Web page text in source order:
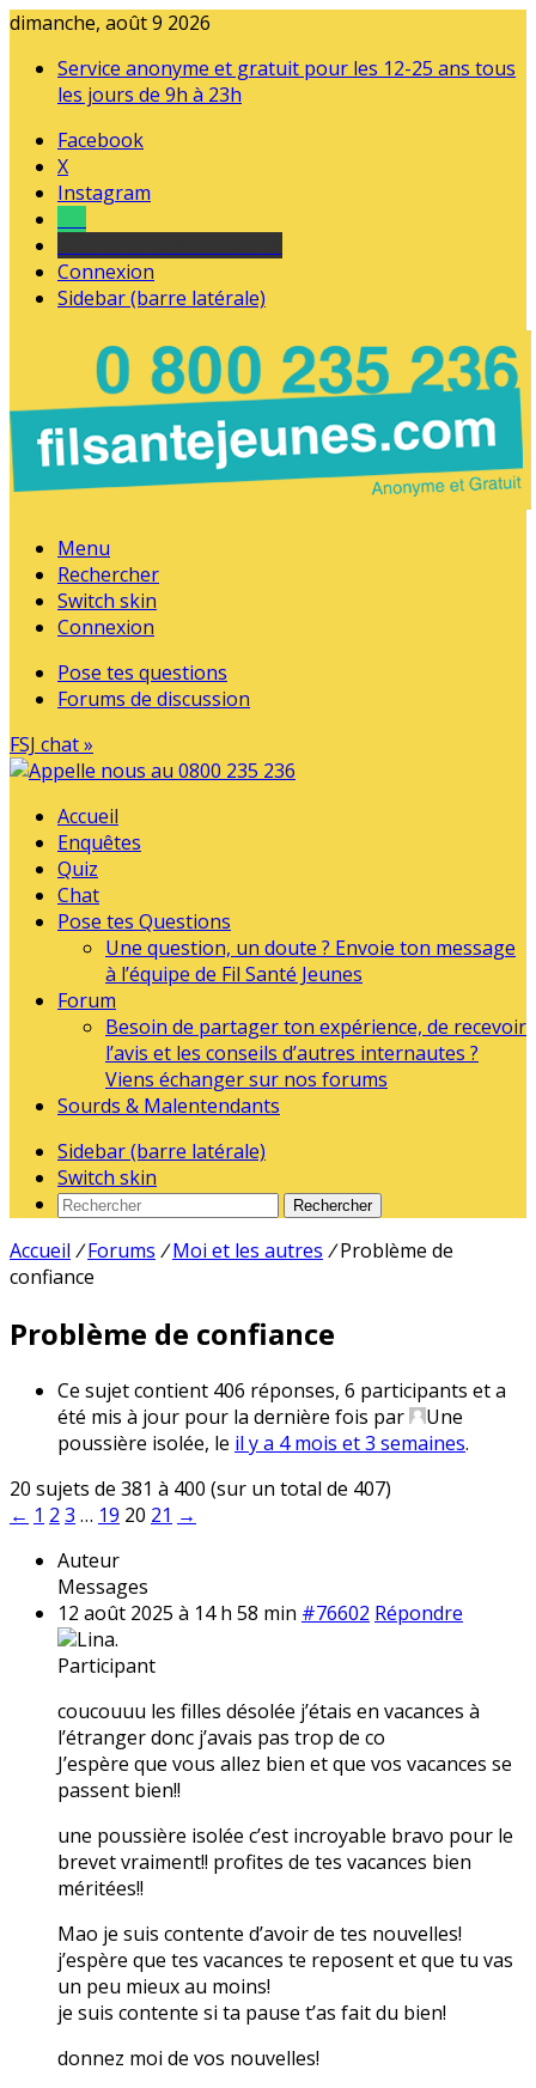
dimanche, août 9 2026
Service anonyme et gratuit pour les 12-25 ans tous
les jours de 9h à 23h
Facebook
X
Instagram
Connexion
Sidebar (barre latérale)
Menu
Rechercher
Switch skin
Connexion
Pose tes questions
Forums de discussion
FSJ chat »
Accueil
Enquêtes
Quiz
Chat
Pose tes Questions
Une question, un doute ? Envoie ton message
à l’équipe de Fil Santé Jeunes
Forum
Besoin de partager ton expérience, de recevoir
l’avis et les conseils d’autres internautes ?
Viens échanger sur nos forums
Sourds & Malentendants
Sidebar (barre latérale)
Switch skin
Rechercher
Accueil / Forums / Moi et les autres / Problème de
confiance
Problème de confiance
Ce sujet contient 406 réponses, 6 participants et a
été mis à jour pour la dernière fois par
Une
poussière isolée, le il y a 4 mois et 3 semaines.
20 sujets de 381 à 400 (sur un total de 407)
← 1 2 3 … 19 20 21 →
Auteur
Messages
12 août 2025 à 14 h 58 min #76602 Répondre
Lina.
Participant
coucouuu les filles désolée j’étais en vacances à
l’étranger donc j’avais pas trop de co
J’espère que vous allez bien et que vos vacances se
passent bien!!
une poussière isolée c’est incroyable bravo pour le
brevet vraiment!! profites de tes vacances bien
méritées!!
Mao je suis contente d’avoir de tes nouvelles!
j’espère que tes vacances te reposent et que tu vas
un peu mieux au moins!
je suis contente si ta pause t’as fait du bien!
donnez moi de vos nouvelles!